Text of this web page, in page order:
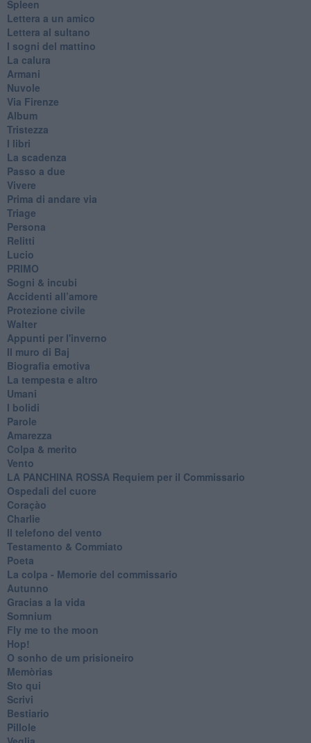
Spleen
Lettera a un amico
Lettera al sultano
I sogni del mattino
La calura
Armani
Nuvole
Via Firenze
Album
Tristezza
I libri
La scadenza
Passo a due
Vivere
Prima di andare via
Triage
Persona
Relitti
Lucio
PRIMO
Sogni & incubi
Accidenti all’amore
Protezione civile
Walter
Appunti per l'inverno
Il muro di Baj
Biografia emotiva
La tempesta e altro
Umani
I bolidi
Parole
Amarezza
Colpa & merito
Vento
​LA PANCHINA ROSSA Requiem per il Commissario
Ospedali del cuore
Coraçào
Charlie
Il telefono del vento
Testamento & Commiato
Poeta
​La colpa - Memorie del commissario
Autunno
Gracias a la vida
Somnium
Fly me to the moon
Hop!
O sonho de um prisioneiro
Memòrias
Sto qui
Scrivi
Bestiario
Pillole